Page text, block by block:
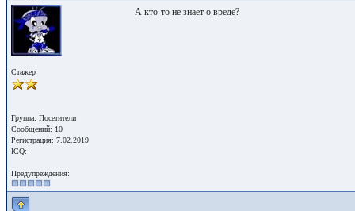
Стажер
Группа: Посетители
Сообщений: 10
Регистрация: 7.02.2019
ICQ:--
Предупреждения:
А кто-то не знает о вреде?